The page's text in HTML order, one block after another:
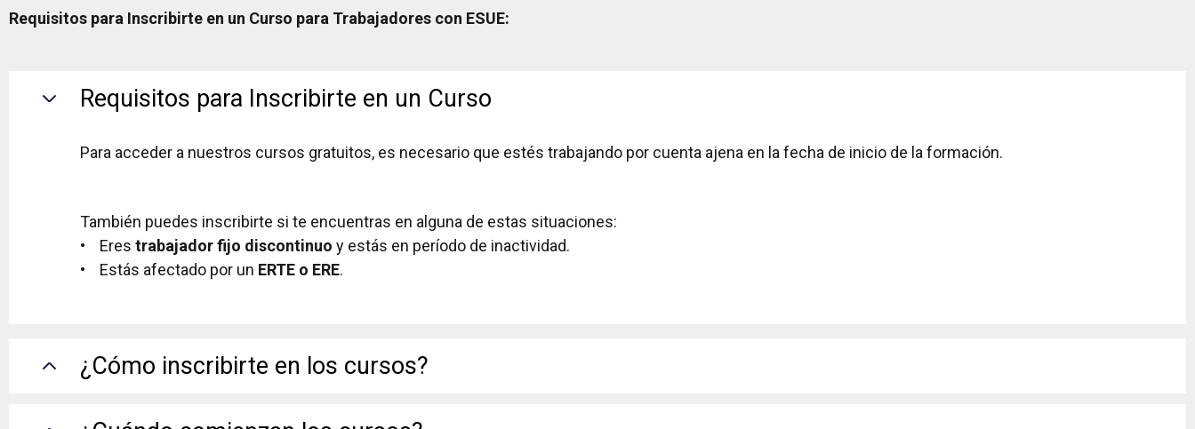
Requisitos para Inscribirte en un Curso para Trabajadores con ESUE:
Requisitos para Inscribirte en un Curso
Para acceder a nuestros cursos gratuitos, es necesario que estés trabajando por cuenta ajena en la fecha de inicio de la formación.
También puedes inscribirte si te encuentras en alguna de estas situaciones:
• Eres trabajador fijo discontinuo y estás en período de inactividad.
• Estás afectado por un ERTE o ERE.
¿Cómo inscribirte en los cursos?